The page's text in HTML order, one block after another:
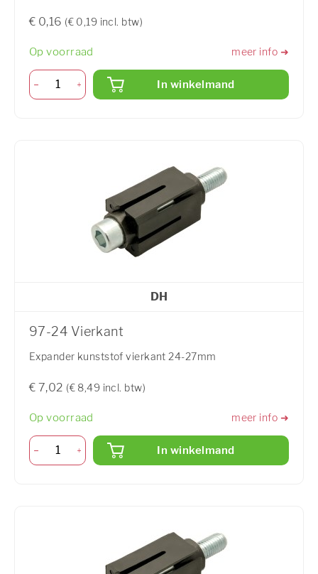
€ 0,16 (€ 0,19 incl. btw)
Op voorraad meer info ➜
In winkelmand
DH
97-24 Vierkant
Expander kunststof vierkant 24-27mm
€ 7,02 (€ 8,49 incl. btw)
Op voorraad meer info ➜
In winkelmand